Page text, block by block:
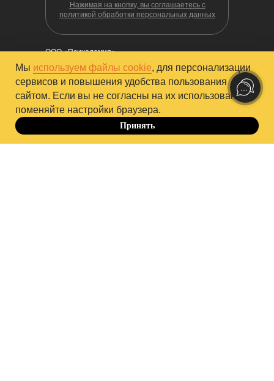
Мы используем файлы cookie, для персонализации
сервисов и повышения удобства пользования
сайтом. Если вы не согласны на их использование,
поменяйте настройки браузера.
Принять
До 10.10
ИНН/КПП 9723032427/770501001
ОГРН 1177746722780
Нажимая на кнопку, вы соглашаетесь с
политикой обработки персональных данных
ООО «Психодемия»
Юр. адрес: 115184, г. Москва, улица Малая Ордынка,
37с2